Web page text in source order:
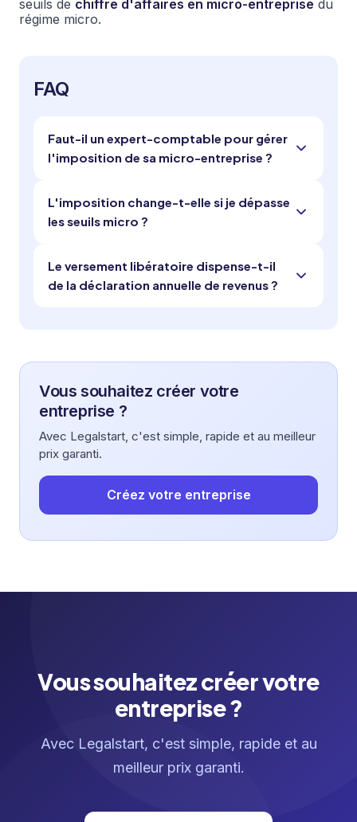
seuils de chiffre d'affaires en micro-entreprise du
régime micro.
FAQ
Faut-il un expert-comptable pour gérer
l'imposition de sa micro-entreprise ?
L'imposition change-t-elle si je dépasse
les seuils micro ?
Le versement libératoire dispense-t-il
de la déclaration annuelle de revenus ?
Vous souhaitez créer votre
entreprise ?
Avec Legalstart, c'est simple, rapide et au meilleur
prix garanti.
Créez votre entreprise
Vous souhaitez créer votre
entreprise ?
Avec Legalstart, c'est simple, rapide et au
meilleur prix garanti.